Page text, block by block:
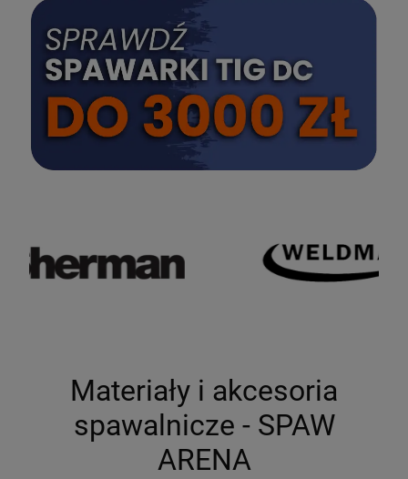
SPRAWDŹ
Materiały i akcesoria
spawalnicze - SPAW
ARENA